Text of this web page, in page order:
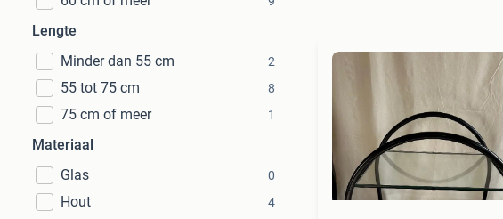
Lengte
Minder dan 55 cm
2
55 tot 75 cm 8
75 cm of meer 1
Materiaal
Glas
0
Hout 4